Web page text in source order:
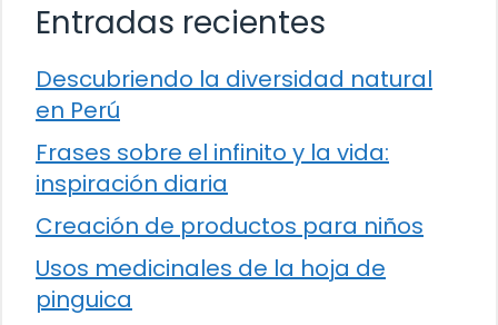
Entradas recientes
Descubriendo la diversidad natural
en Perú
Frases sobre el infinito y la vida:
inspiración diaria
Creación de productos para niños
Usos medicinales de la hoja de
pinguica